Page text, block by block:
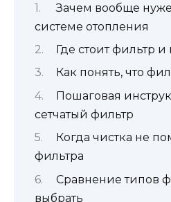
Зачем вообще
системе отопления
Где стоит фильтр
Как понять, что
Пошаговая
сетчатый фильтр
Когда чистка не
фильтра
Сравнение типов
выбрать